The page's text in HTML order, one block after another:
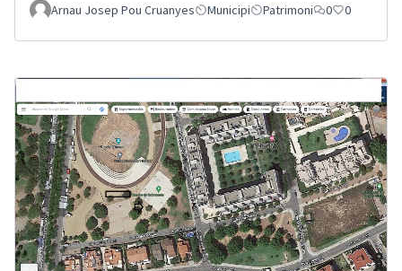
Arnau Josep Pou Cruanyes Municipi Patrimoni 0 0